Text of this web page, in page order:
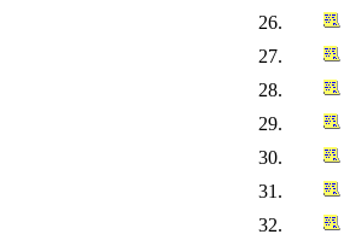
26.
27.
28.
29.
30.
31.
32.